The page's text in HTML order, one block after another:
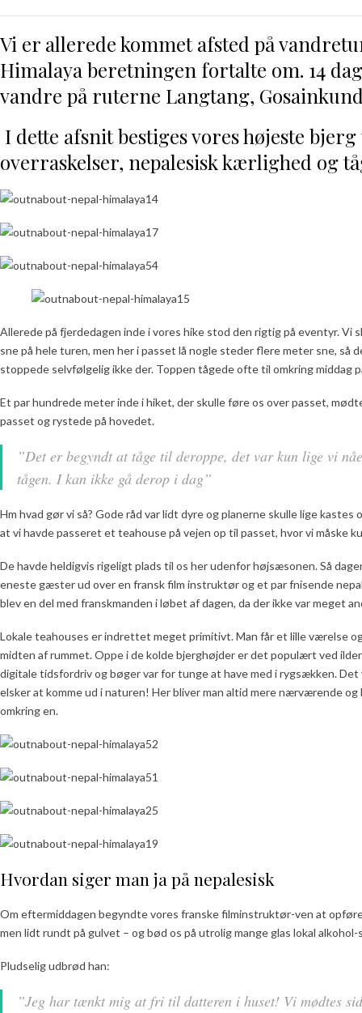
Vi er allerede kommet afsted på
Himalaya beretningen fortalte om. 14
vandre på ruterne Langtang,
I dette afsnit bestiges vores højeste
overraskelser, nepalesisk kærlighed og
Allerede på fjerdedagen inde i vores hike stod den rigtig på eventyr. Vi
sne på hele turen, men her i passet lå nogle steder flere meter sne,
stoppede selvfølgelig ikke der. Toppen tågede ofte til omkring middag
Et par hundrede meter inde i hiket, der skulle føre os over passet,
passet og rystede på hovedet.
”Det er begyndt at tåge til deroppe, det var kun lige vi
tågen. I kan ikke gå derop i dag”
Hm hvad gør vi så? Gode råd var lidt dyre og planerne skulle lige
at vi havde passeret et teahouse på vejen op til passet, hvor vi måske
De havde heldigvis rigeligt plads til os her udenfor højsæsonen. Så
eneste gæster ud over en fransk film instruktør og et par fnisende
blev en del med franskmanden i løbet af dagen, da der ikke var meget
Lokale teahouses er indrettet meget primitivt. Man får et lille værelse
midten af rummet. Oppe i de kolde bjerghøjder er det populært ved
digitale tidsfordriv og bøger var for tunge at have med i rygsækken.
elsker at komme ud i naturen! Her bliver man altid mere nærværende
omkring en.
Hvordan siger man ja på nepalesisk
Om eftermiddagen begyndte vores franske filminstruktør-ven at
men lidt rundt på gulvet – og bød os på utrolig mange glas lokal
Pludselig udbrød han:
”Jeg har tænkt mig at fri til datteren i huset! Vi mødtes